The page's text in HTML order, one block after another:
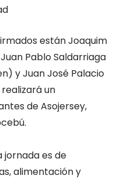
están Joaquim
Pablo Saldarriaga
y Juan José Palacio
realizará un
de Asojersey,
jornada es de
alimentación y